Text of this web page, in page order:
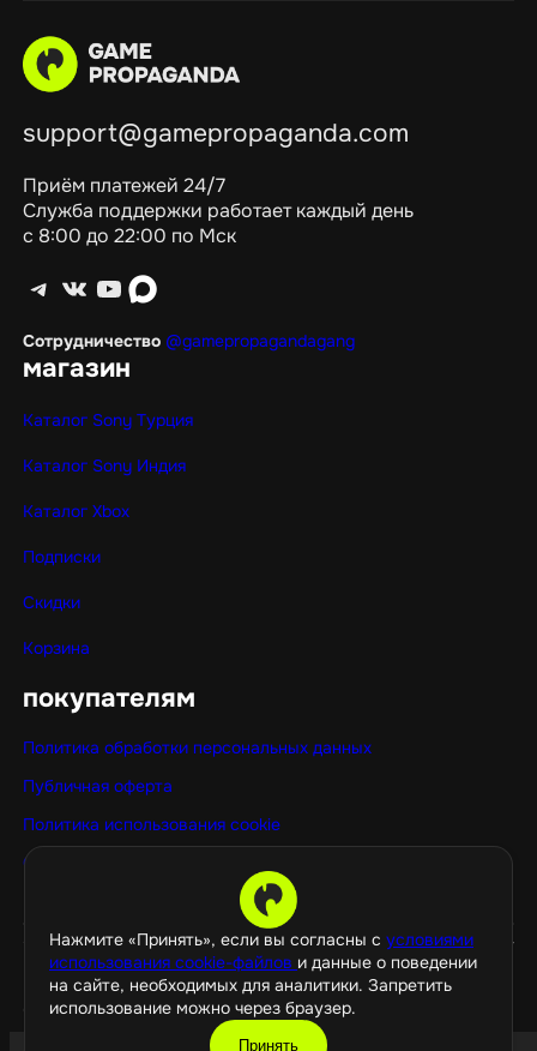
Нажмите «Принять», если вы согласны с условиями
использования cookie-файлов и данные о поведении
на сайте, необходимых для аналитики. Запретить
использование можно через браузер.
Принять
support@gamepropaganda.com
Приём платежей 24/7
Служба поддержки работает каждый день
с 8:00 до 22:00 по Мск
Telegram ВКонтакте YouTube max
Сотрудничество @gamepropagandagang
магазин
Каталог Sony Турция
Каталог Sony Индия
Каталог Xbox
Подписки
Скидки
Корзина
покупателям
Политика обработки персональных данных
Публичная оферта
Политика использования cookie
Оптовые покупки
©️ 2026 GamePropaganda